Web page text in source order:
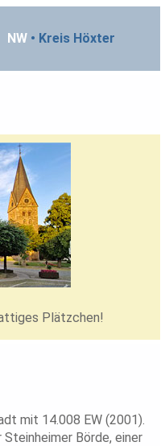
NW • Kreis Höxter
Plätzchen!
mit 14.008 EW (2001).
Börde, einer